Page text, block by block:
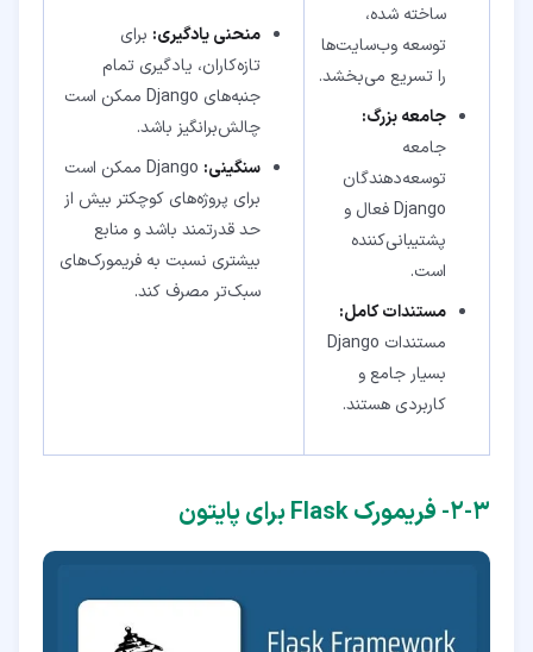
ساخته شده،
توسعه وب‌سایت‌ها
را تسریع می‌بخشد.
جامعه بزرگ:
جامعه
توسعه‌دهندگان
Django فعال و
پشتیبانی‌کننده
است.
مستندات کامل:
مستندات Django
بسیار جامع و
کاربردی هستند.
منحنی یادگیری: برای
تازه‌کاران، یادگیری تمام
جنبه‌های Django ممکن است
چالش‌برانگیز باشد.
سنگینی:
Django ممکن است
برای پروژه‌های کوچکتر بیش از
حد قدرتمند باشد و منابع
بیشتری نسبت به فریمورک‌های
سبک‌تر مصرف کند.
۳‏-‏۲‏- فریمورک Flask برای پایتون